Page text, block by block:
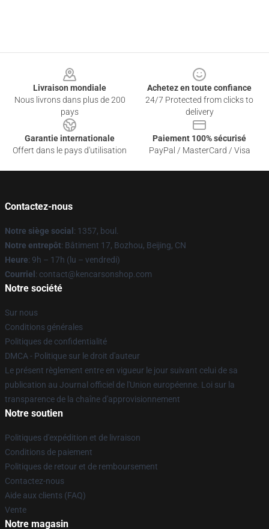
Livraison mondiale
Nous livrons dans plus de 200
pays
Achetez en toute confiance
24/7 Protected from clicks to
delivery
Garantie internationale
Offert dans le pays d'utilisation
Paiement 100% sécurisé
PayPal / MasterCard / Visa
Contactez-nous
Notre siège social : 1357, boul.
Notre entrepôt: Bâtiment 17, Bozhou, Beijing, CN
Heure: 9h – 17h (lu – vendredi)
Courriel : contact@kencarsonshop.com
Notre société
Sur nous
Conditions générales
Politiques de confidentialité
DMCA - Politique sur le droit d'auteur
Le présent règlement entre en vigueur le jour suivant celui de sa
publication au Journal officiel de l'Union européenne. Loi sur la
transparence de la chaîne d'approvisionnement
Notre soutien
Politiques d'expédition et de livraison
Conditions de paiement
Politiques de retour et de remboursement
Contactez-nous
Aide aux clients (FAQ)
Vente
Notre magasin